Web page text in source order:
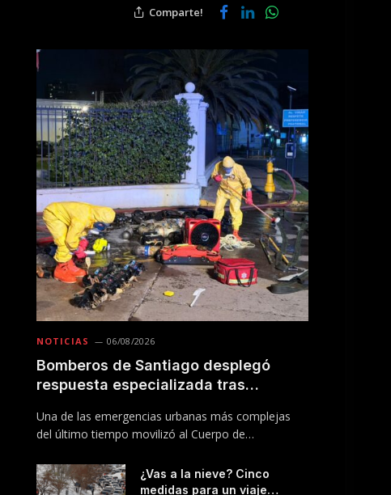
Comparte!
NOTICIAS 06/08/2026
Bomberos de Santiago desplegó
respuesta especializada tras
Una de las emergencias urbanas más complejas
del último tiempo movilizó al Cuerpo de
¿Vas a la nieve? Cinco
medidas para un viaje